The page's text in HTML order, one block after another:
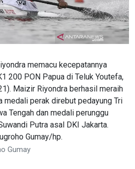
memacu kecepatannya
200 PON Papua di Teluk Youtefa,
Maizir Riyondra berhasil meraih
medali perak direbut pedayung Tri
Tengah dan medali perunggu
Putra asal DKI Jakarta.
Gumay/hp.
Gumay